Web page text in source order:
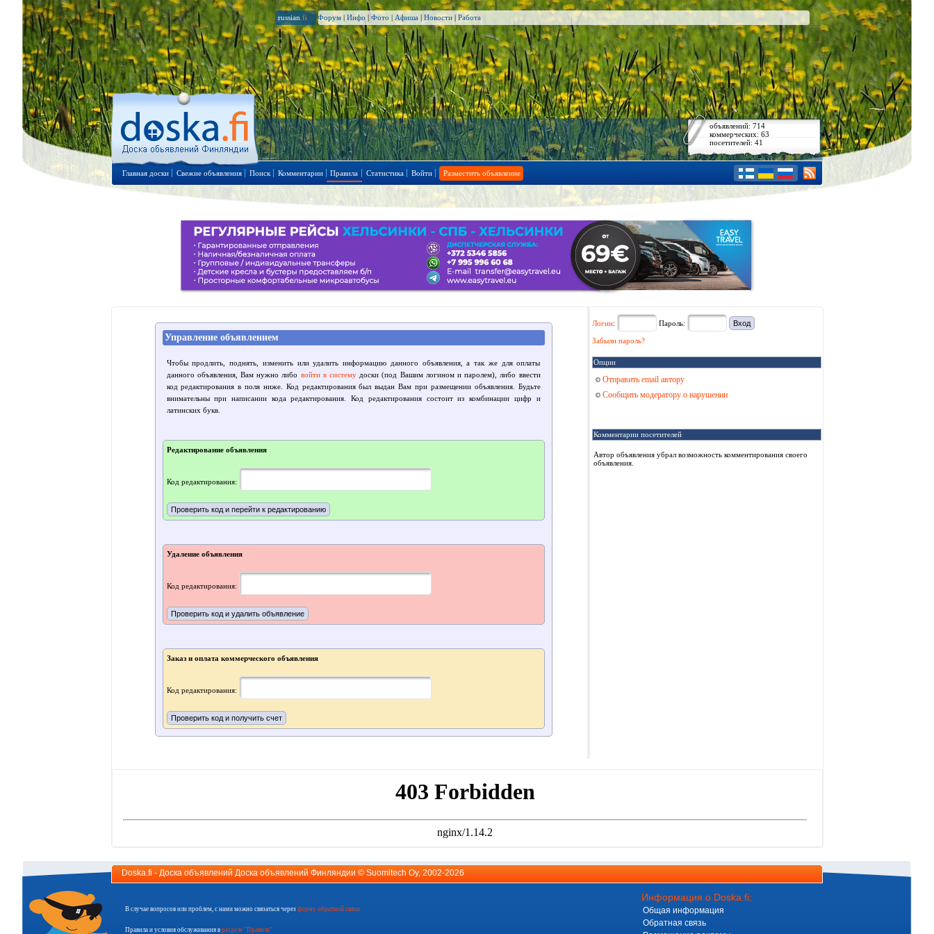
russian .fi Форум | Инфо | Фото | Афиша | Новости | Работа
объявлений: 714
коммерческих: 63
посетителей: 41
Главная доски Свежие объявления Поиск Комментарии Правила Статистика Войти Разместить объявление
Управление объявлением
Чтобы продлить, поднять, изменить или удалить информацию данного объявления, а так же для оплаты
данного объявления, Вам нужно либо войти в системудоски (под Вашим логином и паролем), либо ввести
код редактирования в поля ниже. Код редактирования был выдан Вам при размещении объявления. Будьте
внимательны при написании кода редактирования. Код редактирования состоит из комбинации цифр и
латинских букв.
Редактирование объявления
Код редактирования:
Удаление объявления
Код редактирования:
Заказ и оплата коммерческого объявления
Код редактирования:
Логин: Пароль:
Забыли пароль?
Опции
Отправить email автору
Сообщить модератору о нарушении
Комментарии посетителей
Автор объявления убрал возможность комментирования своего
объявления.
Doska.fi - Доска объявлений Доска объявлений Финляндии © Suomitech Oy, 2002-2026
В случае вопросов или проблем, с нами можно связаться через форму обратной связи
Правила и условия обслуживания в разделе "Правила"
Информация о Doska.fi:
Общая информация
Обратная связь